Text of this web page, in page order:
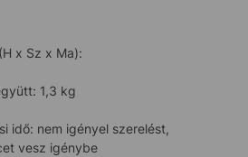
x Sz x Ma):
1,3 kg
idő: nem igényel szerelést,
vesz igénybe